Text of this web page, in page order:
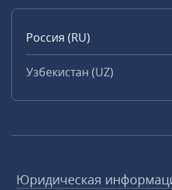
Россия (RU)
Узбекистан (UZ)
Юридическая